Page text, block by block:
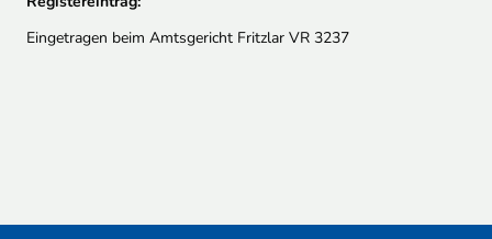
Eingetragen beim Amtsgericht Fritzlar VR 3237